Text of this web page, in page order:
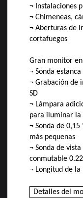
¬ Instalaciones
¬ Chimeneas,
¬ Aberturas de
cortafuegos
Gran monitor
¬ Sonda estanca
¬ Grabación de
SD
¬ Lámpara
para iluminar la
¬ Sonda de
más pequenas
¬ Sonda de
conmutable
¬ Longitud de la
Detalles del